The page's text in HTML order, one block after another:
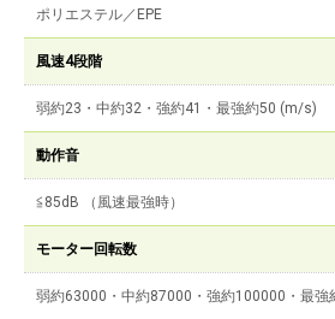
ポリエステル／EPE
風速4段階
弱約23・中約32・強約41・最強約50 (m/s)
動作音
≦85dB （風速最強時）
モーター回転数
弱約63000・中約87000・強約100000・最強